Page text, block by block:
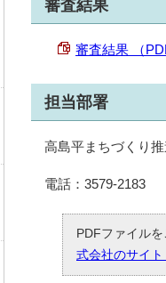
審査結果
審査結果 （
担当部署
高島平まちづくり
電話：3579-2183
PDFファイル
式会社のサイト